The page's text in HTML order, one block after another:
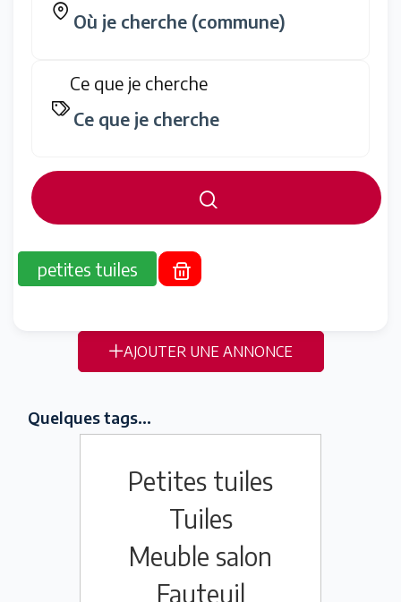
Ce que je cherche
petites tuiles
AJOUTER UNE ANNONCE
Quelques tags...
Petites tuiles
Tuiles
Meuble salon
Fauteuil